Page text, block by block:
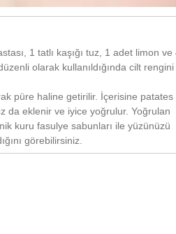
1 tatlı kaşığı tuz, 1 adet limon ve
olarak kullanıldığında cilt rengini
püre haline getirilir. İçerisine patates
da eklenir ve iyice yoğrulur. Yoğrulan
kuru fasulye sabunları ile yüzünüzü
görebilirsiniz.